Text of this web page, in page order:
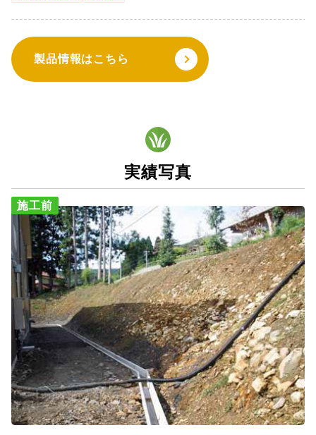
製品情報はこちら
実績写真
施工前